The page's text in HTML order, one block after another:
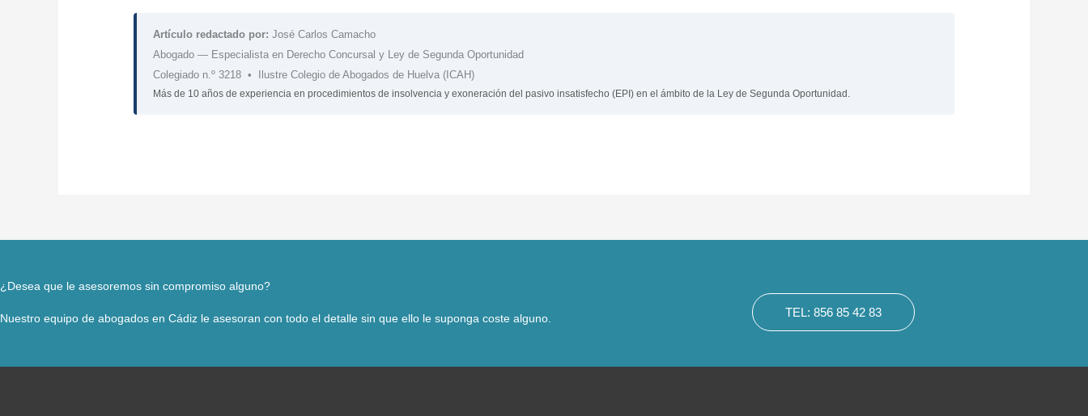
Artículo redactado por: José Carlos Camacho
Abogado — Especialista en Derecho Concursal y Ley de Segunda Oportunidad
Colegiado n.º 3218 • Ilustre Colegio de Abogados de Huelva (ICAH)
Más de 10 años de experiencia en procedimientos de insolvencia y exoneración del pasivo insatisfecho (EPI) en el ámbito de la Ley de Segunda Oportunidad.
¿Desea que le asesoremos sin compromiso alguno?
Nuestro equipo de abogados en Cádiz le asesoran con todo el detalle sin que ello le suponga coste alguno. TEL: 856 85 42 83